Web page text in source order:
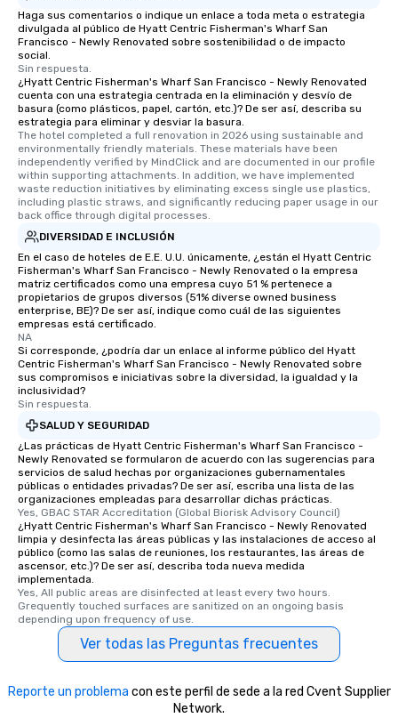
Haga sus comentarios o indique un enlace a toda meta o estrategia
divulgada al público de Hyatt Centric Fisherman's Wharf San
Francisco - Newly Renovated sobre sostenibilidad o de impacto
social.
Sin respuesta.
¿Hyatt Centric Fisherman's Wharf San Francisco - Newly Renovated
cuenta con una estrategia centrada en la eliminación y desvío de
basura (como plásticos, papel, cartón, etc.)? De ser así, describa su
estrategia para eliminar y desviar la basura.
The hotel completed a full renovation in 2026 using sustainable and
environmentally friendly materials. These materials have been
independently verified by MindClick and are documented in our profile
within supporting attachments. In addition, we have implemented
waste reduction initiatives by eliminating excess single use plastics,
including plastic straws, and significantly reducing paper usage in our
back office through digital processes.
DIVERSIDAD E INCLUSIÓN
En el caso de hoteles de E.E. U.U. únicamente, ¿están el Hyatt Centric
Fisherman's Wharf San Francisco - Newly Renovated o la empresa
matriz certificados como una empresa cuyo 51 % pertenece a
propietarios de grupos diversos (51% diverse owned business
enterprise, BE)? De ser así, indique como cuál de las siguientes
empresas está certificado.
NA
Si corresponde, ¿podría dar un enlace al informe público del Hyatt
Centric Fisherman's Wharf San Francisco - Newly Renovated sobre
sus compromisos e iniciativas sobre la diversidad, la igualdad y la
inclusividad?
Sin respuesta.
SALUD Y SEGURIDAD
¿Las prácticas de Hyatt Centric Fisherman's Wharf San Francisco -
Newly Renovated se formularon de acuerdo con las sugerencias para
servicios de salud hechas por organizaciones gubernamentales
públicas o entidades privadas? De ser así, escriba una lista de las
organizaciones empleadas para desarrollar dichas prácticas.
Yes, GBAC STAR Accreditation (Global Biorisk Advisory Council)
¿Hyatt Centric Fisherman's Wharf San Francisco - Newly Renovated
limpia y desinfecta las áreas públicas y las instalaciones de acceso al
público (como las salas de reuniones, los restaurantes, las áreas de
ascensor, etc.)? De ser así, describa toda nueva medida
implementada.
Yes, All public areas are disinfected at least every two hours.
Grequently touched surfaces are sanitized on an ongoing basis
depending upon frequency of use.
Ver todas las Preguntas frecuentes
Reporte un problema con este perfil de sede a la red Cvent Supplier
Network.